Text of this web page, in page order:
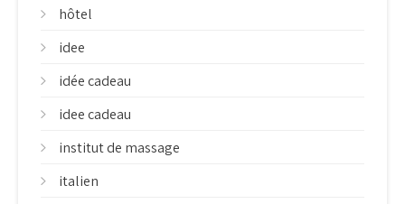
hôtel
idee
idée cadeau
idee cadeau
institut de massage
italien